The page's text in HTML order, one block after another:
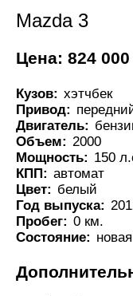
Mazda 3
Цена: 824
Кузов: хэтчбек
Привод:
Двигатель:
Объем: 2000
Мощность: 150
КПП: автомат
Цвет: белый
Год выпуска:
Пробег: 0 км.
Состояние: новая